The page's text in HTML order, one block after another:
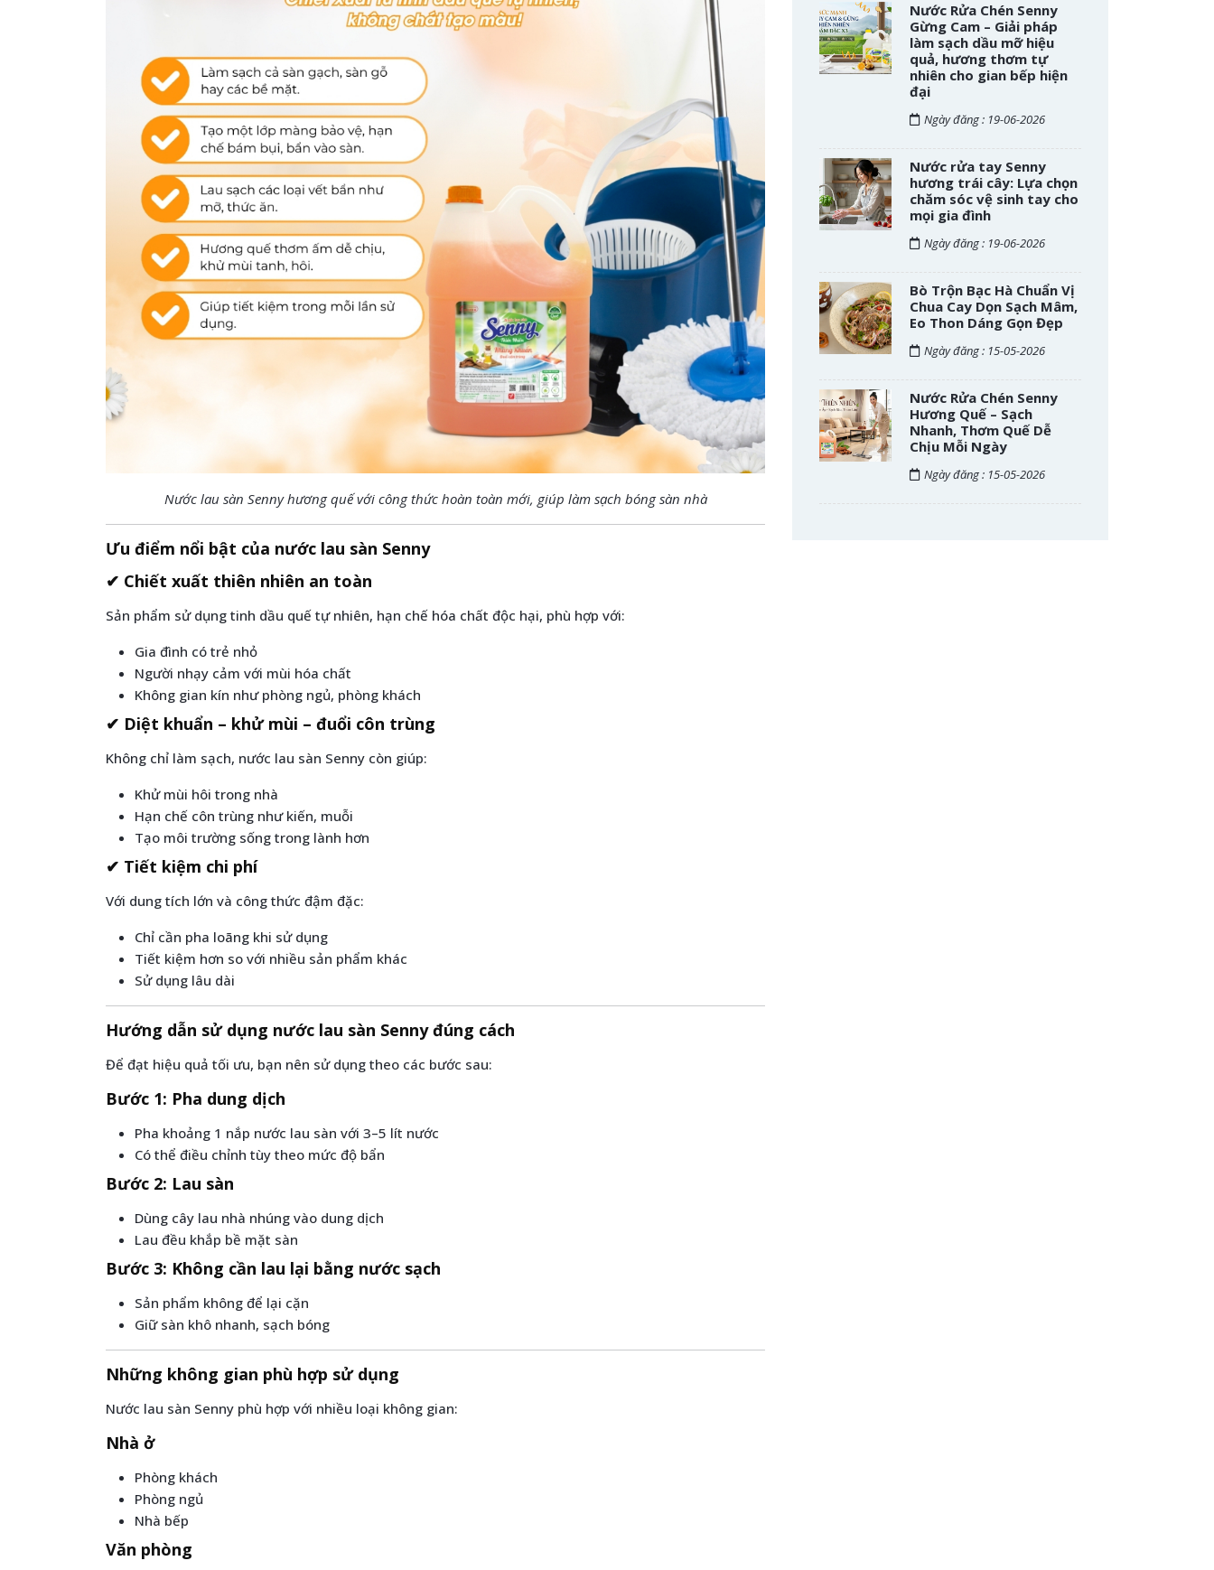
Nước lau sàn Senny hương quế với công thức hoàn toàn mới, ​giúp làm sạch bóng sàn nhà
Ưu điểm nổi bật của nước lau sàn Senny
✔ Chiết xuất thiên nhiên an toàn
Sản phẩm sử dụng tinh dầu quế tự nhiên, hạn chế hóa chất độc hại, phù hợp với:
Gia đình có trẻ nhỏ
Người nhạy cảm với mùi hóa chất
Không gian kín như phòng ngủ, phòng khách
✔ Diệt khuẩn – khử mùi – đuổi côn trùng
Không chỉ làm sạch, nước lau sàn Senny còn giúp:
Khử mùi hôi trong nhà
Hạn chế côn trùng như kiến, muỗi
Tạo môi trường sống trong lành hơn
✔ Tiết kiệm chi phí
Với dung tích lớn và công thức đậm đặc:
Chỉ cần pha loãng khi sử dụng
Tiết kiệm hơn so với nhiều sản phẩm khác
Sử dụng lâu dài
Hướng dẫn sử dụng nước lau sàn Senny đúng cách
Để đạt hiệu quả tối ưu, bạn nên sử dụng theo các bước sau:
Bước 1: Pha dung dịch
Pha khoảng 1 nắp nước lau sàn với 3–5 lít nước
Có thể điều chỉnh tùy theo mức độ bẩn
Bước 2: Lau sàn
Dùng cây lau nhà nhúng vào dung dịch
Lau đều khắp bề mặt sàn
Bước 3: Không cần lau lại bằng nước sạch
Sản phẩm không để lại cặn
Giữ sàn khô nhanh, sạch bóng
Những không gian phù hợp sử dụng
Nước lau sàn Senny phù hợp với nhiều loại không gian:
Nhà ở
Phòng khách
Phòng ngủ
Nhà bếp
Văn phòng
Nước Rửa Chén Senny
Gừng Cam – Giải pháp
làm sạch dầu mỡ hiệu
quả, hương thơm tự
nhiên cho gian bếp hiện
đại
Ngày đăng : 19-06-2026
Nước rửa tay Senny
hương trái cây: Lựa chọn
chăm sóc vệ sinh tay cho
mọi gia đình
Ngày đăng : 19-06-2026
Bò Trộn Bạc Hà Chuẩn Vị
Chua Cay Dọn Sạch Mâm,
Eo Thon Dáng Gọn Đẹp
Ngày đăng : 15-05-2026
Nước Rửa Chén Senny
Hương Quế – Sạch
Nhanh, Thơm Quế Dễ
Chịu Mỗi Ngày
Ngày đăng : 15-05-2026